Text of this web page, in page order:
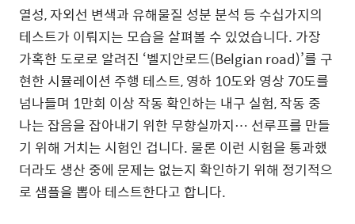
열성, 자외선 변색과 유해물질 성분 분석 등 수십가지의
테스트가 이뤄지는 모습을 살펴볼 수 있었습니다. 가장
가혹한 도로로 알려진 ‘벨지안로드(Belgian road)’를 구
현한 시뮬레이션 주행 테스트, 영하 10도와 영상 70도를
넘나들며 1만회 이상 작동 확인하는 내구 실험, 작동 중
나는 잡음을 잡아내기 위한 무향실까지… 선루프를 만들
기 위해 거치는 시험인 겁니다. 물론 이런 시험을 통과했
더라도 생산 중에 문제는 없는지 확인하기 위해 정기적으
로 샘플을 뽑아 테스트한다고 합니다.